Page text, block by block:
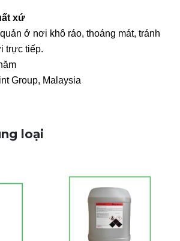
xứ
ở nơi khô ráo, thoáng mát, tránh
trực tiếp.
Group, Malaysia
loại